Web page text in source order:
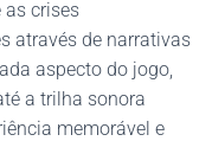
as crises
através de narrativas
aspecto do jogo,
a trilha sonora
memorável e